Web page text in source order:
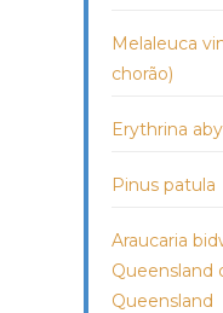
Melaleuca
chorão)
Erythrina
Pinus patula
Araucaria
Queensland
Queensland